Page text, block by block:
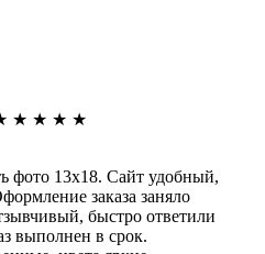
★ ★ ★ ★
фото 13х18. Сайт удобный,
заказа заняло
быстро ответили
выполнен в срок.